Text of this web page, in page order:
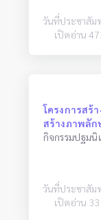
วันที่ประชาสั
เปิดอ่าน
โครงการสร้
สร้างภาพลั
วันที่ประชาสั
เปิดอ่าน